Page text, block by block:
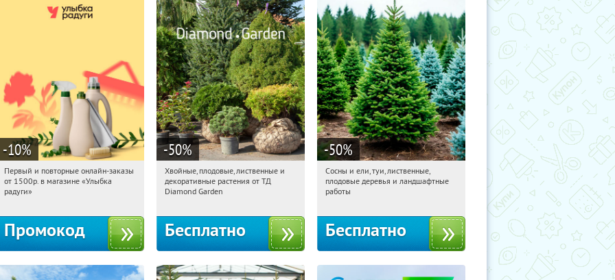
-10%
18:15:29 Получили:1
Россия
Первый и повторные онлайн-заказы
от 1500р. в магазине «Улыбка
радуги»
Промокод
-50%
18:15:29 Получили:
Выставочная
Хвойные, плодовые, лиственные и
декоративные растения от ТД
Diamond Garden
Бесплатно
-50%
18:15:29 Получили:
Московская обл., г. Химки,
Сосны и ели, туи, лиственные,
плодовые деревья и ландшафтные
работы
Бесплатно